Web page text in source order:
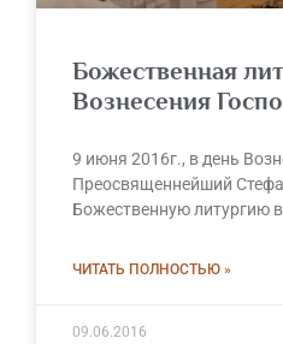
Божественная
Вознесения
9 июня 2016г., в день
Преосвященнейший
Божественную литургию
ЧИТАТЬ ПОЛНОСТЬЮ »
09.06.2016